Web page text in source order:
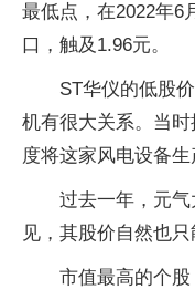
最低点，在2022年6
口，触及1.96元。
ST华仪的低股
机有很大关系。当
度将这家风电设备生
过去一年，元
见，其股价自然也只
市值最高的个